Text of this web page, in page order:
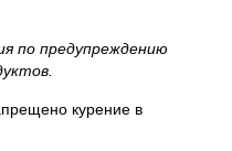
по предупреждению
курение в